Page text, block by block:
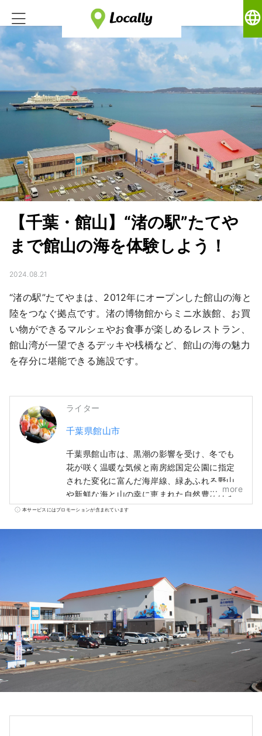
language
【千葉・館山】“渚の駅”たてや
まで館山の海を体験しよう！
2024.08.21
“渚の駅”たてやまは、2012年にオープンした館山の海と
陸をつなぐ拠点です。渚の博物館からミニ水族館、お買
い物ができるマルシェやお食事が楽しめるレストラン、
館山湾が一望できるデッキや桟橋など、館山の海の魅力
を存分に堪能できる施設です。
ライター
千葉県館山市
千葉県館山市は、黒潮の影響を受け、冬でも
花が咲く温暖な気候と南房総国定公園に指定
された変化に富んだ海岸線、緑あふれる野山
や新鮮な海と山の幸に恵まれた自然豊かなま
ちです。 そして、南総里見八犬伝のモデルの
の時間をお過ごしください。
more
本サービスにはプロモーションが含まれています